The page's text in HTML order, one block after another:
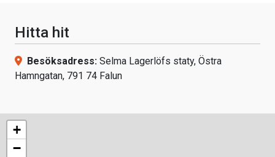
Hitta hit
Besöksadress: Selma Lagerlöfs staty, Östra
Hamngatan, 791 74 Falun
+
−